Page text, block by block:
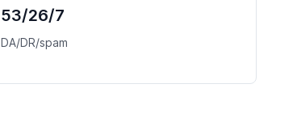
53/26/7
DA/DR/spam